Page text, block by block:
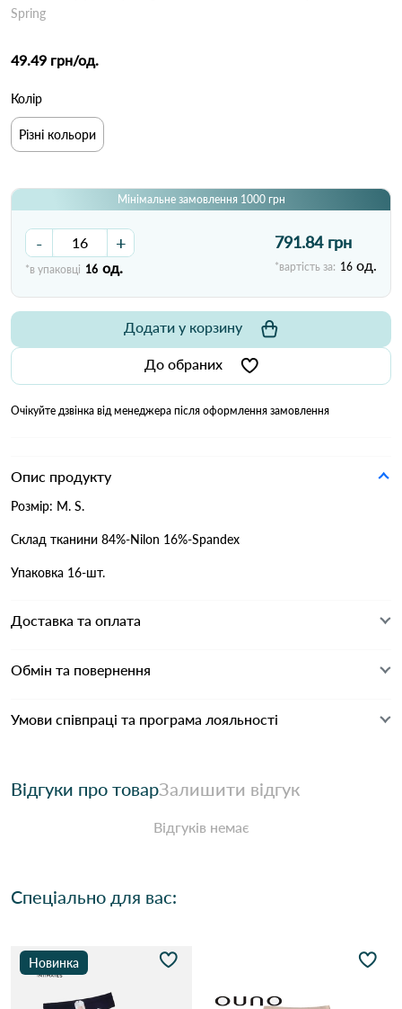
Spring
49.49 грн/од.
Колір
Різні кольори
Мінімальне замовлення 1000 грн
- +
*в упаковці 16 од.
791.84 грн
*вартість за: 16 од.
До обраних
Додати у корзину
Очікуйте дзвінка від менеджера після оформлення замовлення
Опис продукту
Розмір: M. S.
Склад тканини 84%-Nilon 16%-Spandex
Упаковка 16-шт.
Доставка та оплата
Обмін та повернення
Умови співпраці та програма лояльності
Відгуки про товарЗалишити відгук
Відгуків немає
Спеціально для вас:
Новинка